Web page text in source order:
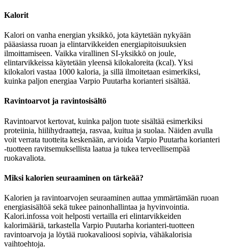
Kalorit
Kalori on vanha energian yksikkö, jota käytetään nykyään
pääasiassa ruoan ja elintarvikkeiden energiapitoisuuksien
ilmoittamiseen. Vaikka virallinen SI-yksikkö on joule,
elintarvikkeissa käytetään yleensä kilokaloreita (kcal). Yksi
kilokalori vastaa 1000 kaloria, ja sillä ilmoitetaan esimerkiksi,
kuinka paljon energiaa Varpio Puutarha korianteri sisältää.
Ravintoarvot ja ravintosisältö
Ravintoarvot kertovat, kuinka paljon tuote sisältää esimerkiksi
proteiinia, hiilihydraatteja, rasvaa, kuitua ja suolaa. Näiden avulla
voit verrata tuotteita keskenään, arvioida Varpio Puutarha korianteri
-tuotteen ravitsemuksellista laatua ja tukea terveellisempää
ruokavaliota.
Miksi kalorien seuraaminen on tärkeää?
Kalorien ja ravintoarvojen seuraaminen auttaa ymmärtämään ruoan
energiasisältöä sekä tukee painonhallintaa ja hyvinvointia.
Kalori.infossa voit helposti vertailla eri elintarvikkeiden
kalorimääriä, tarkastella Varpio Puutarha korianteri-tuotteen
ravintoarvoja ja löytää ruokavalioosi sopivia, vähäkalorisia
vaihtoehtoja.